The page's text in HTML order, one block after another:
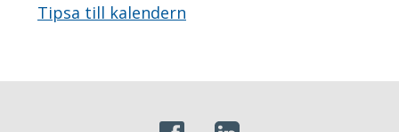
Tipsa till kalendern